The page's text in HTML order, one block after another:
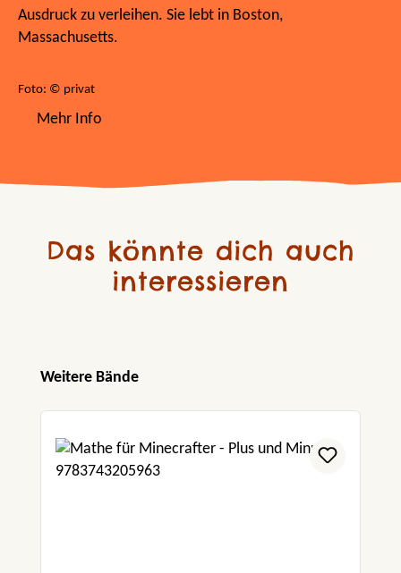
Ausdruck zu verleihen. Sie lebt in Boston,
Massachusetts.
Foto: © privat
Mehr Info
Das könnte dich auch
interessieren
Produktgalerie überspringen
Weitere Bände